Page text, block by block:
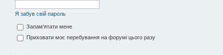
Я забув свій пароль
Запам'ятати мене
Приховати моє перебування на форумі цього разу